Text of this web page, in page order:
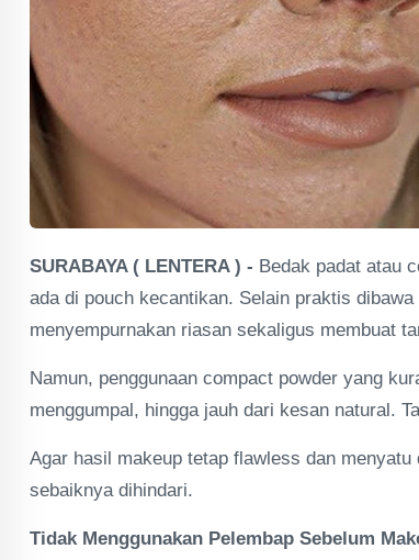
SURABAYA ( LENTERA ) - Bedak padat atau
ada di pouch kecantikan. Selain praktis
menyempurnakan riasan sekaligus membuat
Namun, penggunaan compact powder yang
menggumpal, hingga jauh dari kesan natural.
Agar hasil makeup tetap flawless dan
sebaiknya dihindari.
Tidak Menggunakan Pelembap Sebelum